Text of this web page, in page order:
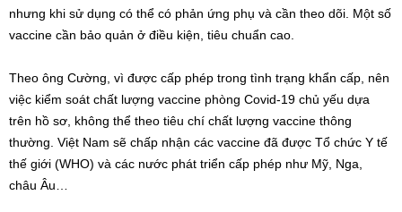
nhưng khi sử dụng có thể có phản ứng phụ và cần theo dõi. Một số
vaccine cần bảo quản ở điều kiện, tiêu chuẩn cao.
Theo ông Cường, vì được cấp phép trong tình trạng khẩn cấp, nên
việc kiểm soát chất lượng vaccine phòng Covid-19 chủ yếu dựa
trên hồ sơ, không thể theo tiêu chí chất lượng vaccine thông
thường. Việt Nam sẽ chấp nhận các vaccine đã được Tổ chức Y tế
thế giới (WHO) và các nước phát triển cấp phép như Mỹ, Nga,
châu Âu…